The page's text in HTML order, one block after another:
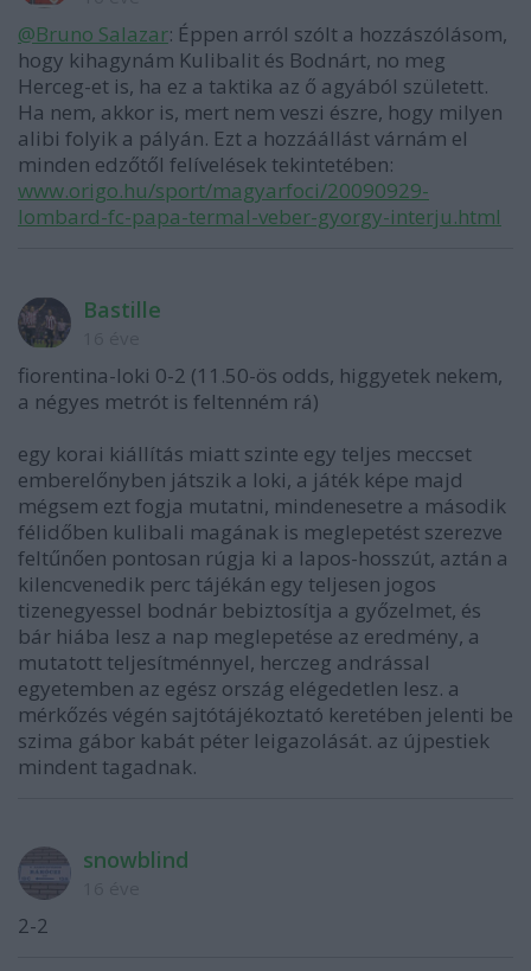
@Bruno Salazar: Éppen arról szólt a hozzászólásom,
hogy kihagynám Kulibalit és Bodnárt, no meg
Herceg-et is, ha ez a taktika az ő agyából született.
Ha nem, akkor is, mert nem veszi észre, hogy milyen
alibi folyik a pályán. Ezt a hozzáállást várnám el
minden edzőtől felívelések tekintetében:
www.origo.hu/sport/magyarfoci/20090929-
lombard-fc-papa-termal-veber-gyorgy-interju.html
Bastille
fiorentina-loki 0-2 (11.50-ös odds, higgyetek nekem,
a négyes metrót is feltenném rá)
egy korai kiállítás miatt szinte egy teljes meccset
emberelőnyben játszik a loki, a játék képe majd
mégsem ezt fogja mutatni, mindenesetre a második
félidőben kulibali magának is meglepetést szerezve
feltűnően pontosan rúgja ki a lapos-hosszút, aztán a
kilencvenedik perc tájékán egy teljesen jogos
tizenegyessel bodnár bebiztosítja a győzelmet, és
bár hiába lesz a nap meglepetése az eredmény, a
mutatott teljesítménnyel, herczeg andrással
egyetemben az egész ország elégedetlen lesz. a
mérkőzés végén sajtótájékoztató keretében jelenti be
szima gábor kabát péter leigazolását. az újpestiek
mindent tagadnak.
snowblind
2-2